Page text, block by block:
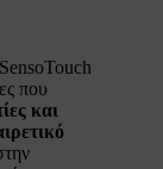
που
και